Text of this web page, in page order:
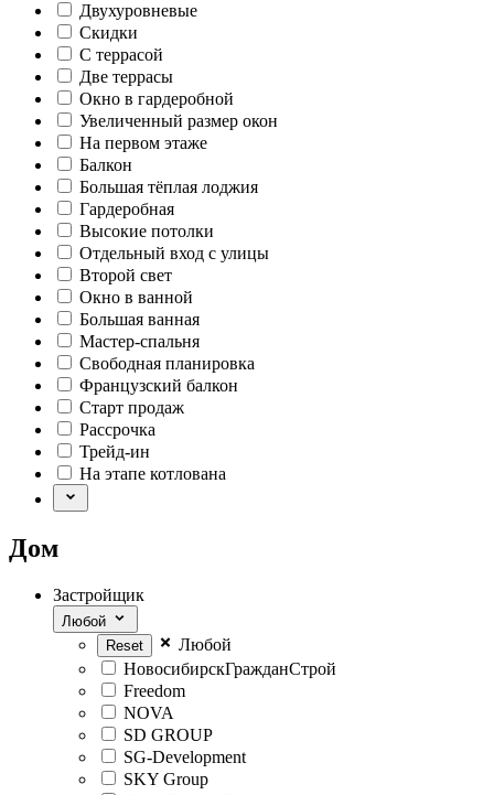
Двухуровневые
Скидки
С террасой
Две террасы
Окно в гардеробной
Увеличенный размер окон
На первом этаже
Балкон
Большая тёплая лоджия
Гардеробная
Высокие потолки
Отдельный вход с улицы
Второй свет
Окно в ванной
Большая ванная
Мастер-спальня
Свободная планировка
Французский балкон
Старт продаж
Рассрочка
Трейд-ин
На этапе котлована
Дом
Застройщик
Любой
Любой
НовосибирскГражданСтрой
Freedom
NOVA
SD GROUP
SG-Development
SKY Group